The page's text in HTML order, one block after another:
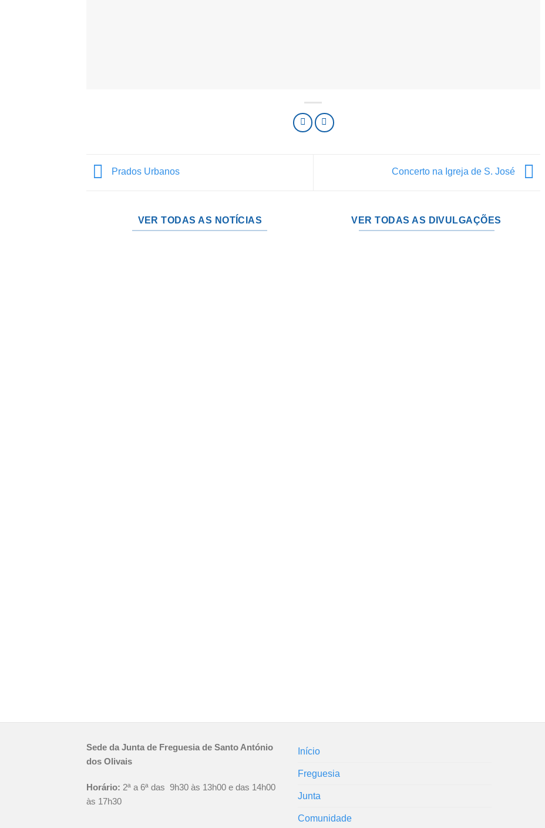
Prados Urbanos Concerto na Igreja de S. José
VER TODAS AS NOTÍCIAS VER TODAS AS DIVULGAÇÕES
Sede da Junta de Freguesia de Santo António
dos Olivais
Horário: 2ª a 6ª das 9h30 às 13h00 e das 14h00
às 17h30
Início
Freguesia
Junta
Comunidade